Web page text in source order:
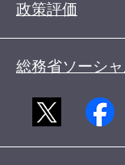
政策評価
総務省ソーシ